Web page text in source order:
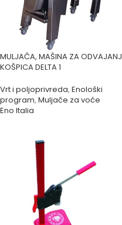
MULJAČA, MAŠINA ZA ODVAJANJ
KOŠPICA DELTA 1
Vrt i poljoprivreda, Enološki
program, Muljače za voće
Eno Italia